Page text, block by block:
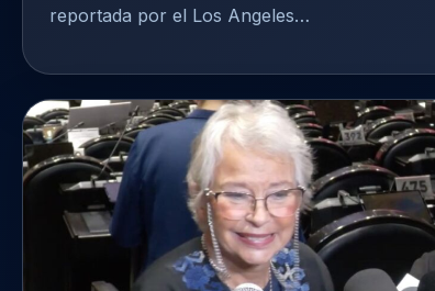
reportada por el Los Angeles…